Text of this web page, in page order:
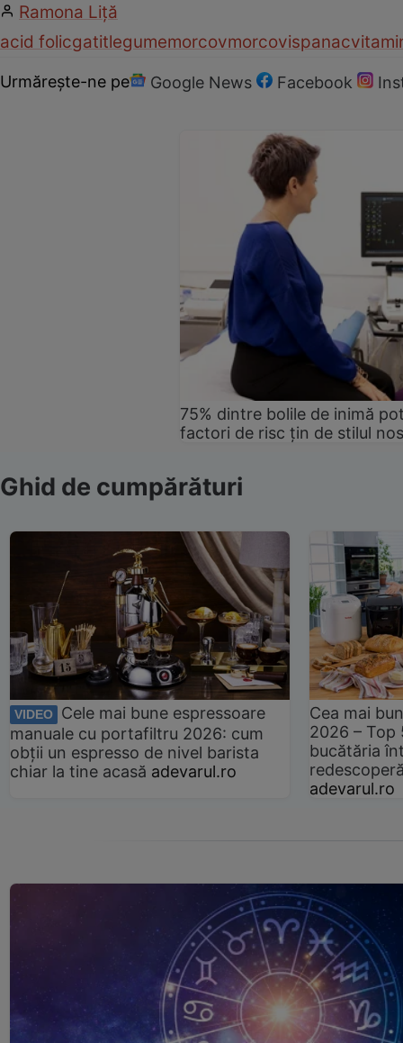
Ramona Liţă
acid folicgatitlegumemorcovmorcovispanac
Urmărește-ne pe Google News Facebook
75% dintre bolile de inimă
factori de risc țin de stilul
Ghid de cumpărături
VIDEO
Cele mai bune espressoare
manuale cu portafiltru 2026: cum
obții un espresso de nivel barista
chiar la tine acasă adevarul.ro
Cea mai
2026 –
bucătăria
adevarul.ro